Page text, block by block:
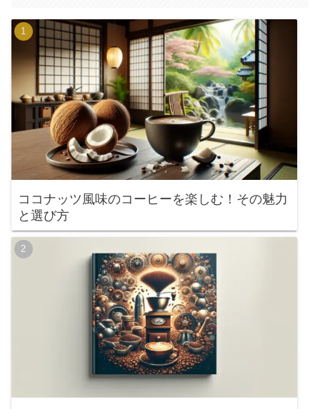
ココナッツ風味のコーヒーを楽しむ！その魅力
と選び方